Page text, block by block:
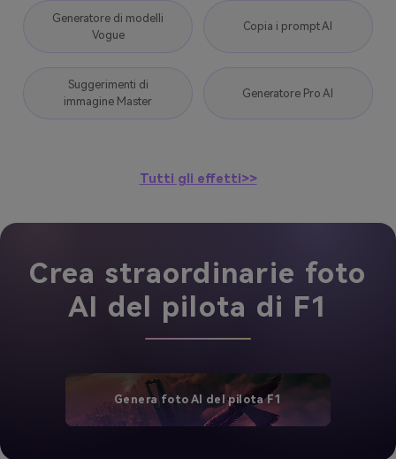
Generatore di modelli
Vogue
Copia i prompt AI
Suggerimenti di
immagine Master
Generatore Pro AI
Tutti gli effetti>>
Crea straordinarie foto
AI del pilota di F1
Genera foto AI del pilota F1